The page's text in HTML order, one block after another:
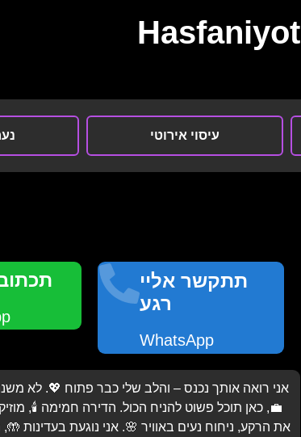
Hasfaniyot
עיסוי אירוטי
תתקשר אליי
רגע
WhatsApp
אני רואה אותך נכנס – והלב שלי כבר פתוח 💖. לא
💼, כאן תוכל פשוט להניח הכול. הדירה חמימה 🕯️,
את הרקע, ניחוח נעים באוויר 🌸. אני נוגעת בעדינות